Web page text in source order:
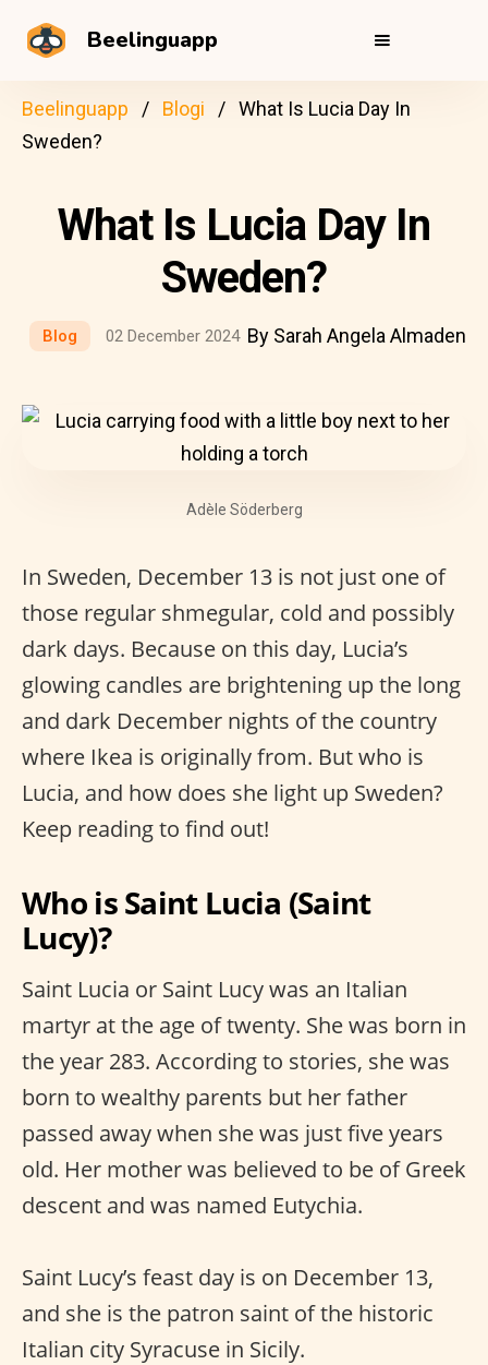
Beelinguapp
Beelinguapp Blogi
What Is Lucia Day In
Sweden?
What Is Lucia Day In
Sweden?
Blog 02 December 2024 By Sarah Angela Almaden
Adèle Söderberg
In Sweden, December 13 is not just one of
those regular shmegular, cold and possibly
dark days. Because on this day, Lucia’s
glowing candles are brightening up the long
and dark December nights of the country
where Ikea is originally from. But who is
Lucia, and how does she light up Sweden?
Keep reading to find out!
Who is Saint Lucia (Saint
Lucy)?
Saint Lucia or Saint Lucy was an Italian
martyr at the age of twenty. She was born in
the year 283. According to stories, she was
born to wealthy parents but her father
passed away when she was just five years
old. Her mother was believed to be of Greek
descent and was named Eutychia.
Saint Lucy’s feast day is on December 13,
and she is the patron saint of the historic
Italian city Syracuse in Sicily.